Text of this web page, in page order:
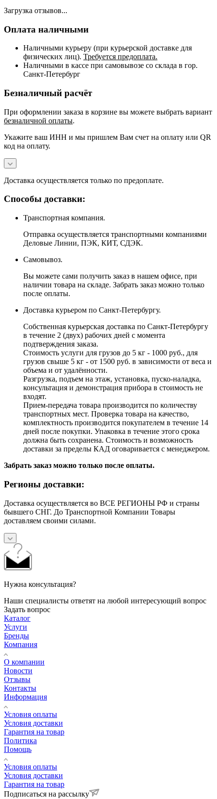
Загрузка отзывов...
Оплата наличными
Наличными курьеру (при курьерской доставке для
физических лиц). Требуется предоплата.
Наличными в кассе при самовывозе со склада в гор.
Санкт-Петербург
Безналичный расчёт
При оформлении заказа в корзине вы можете выбрать вариант
безналичной оплаты.
Укажите ваш ИНН и мы пришлем Вам счет на оплату или QR
код на оплату.
Доставка осуществляется только по предоплате.
Способы доставки:
Транспортная компания.
Отправка осуществляется транспортными компаниями
Деловые Линии, ПЭК, КИТ, СДЭК.
Самовывоз.
Вы можете сами получить заказ в нашем офисе, при
наличии товара на складе. Забрать заказ можно только
после оплаты.
Доставка курьером по Санкт-Петербургу.
Собственная курьерская доставка по Санкт-Петербургу
в течение 2 (двух) рабочих дней с момента
подтверждения заказа.
Стоимость услуги для грузов до 5 кг - 1000 руб., для
грузов свыше 5 кг - от 1500 руб. в зависимости от веса и
объема и от удалённости.
Разгрузка, подъем на этаж, установка, пуско-наладка,
консультация и демонстрация прибора в стоимость не
входят.
Прием-передача товара производится по количеству
транспортных мест. Проверка товара на качество,
комплектность производится покупателем в течение 14
дней после покупки. Упаковка в течение этого срока
должна быть сохранена. Стоимость и возможность
доставки за пределы КАД оговаривается с менеджером.
Забрать заказ можно только после оплаты.
Регионы доставки:
Доставка осуществляется во ВСЕ РЕГИОНЫ РФ и страны
бывшего СНГ. До Транспортной Компании Товары
доставляем своими силами.
Нужна консультация?
Наши специалисты ответят на любой интересующий вопрос
Задать вопрос
Каталог
Услуги
Бренды
Компания
О компании
Новости
Отзывы
Контакты
Информация
Условия оплаты
Условия доставки
Гарантия на товар
Политика
Помощь
Условия оплаты
Условия доставки
Гарантия на товар
Подписаться на рассылку